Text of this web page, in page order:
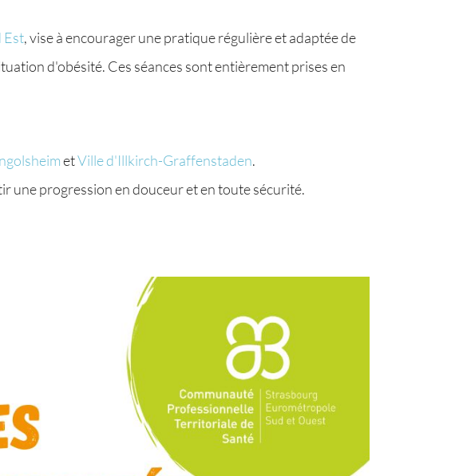
Est, vise à encourager une pratique régulière et adaptée de
d'obésité. Ces séances sont entièrement prises en
etVille d'Illkirch-Graffenstaden.
une progression en douceur et en toute sécurité.